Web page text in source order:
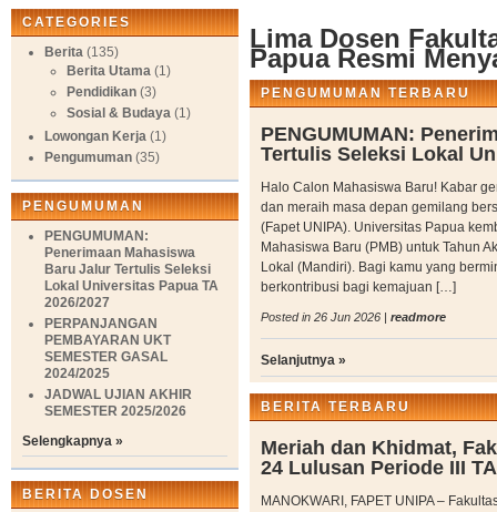
CATEGORIES
Berita (135)
Berita Utama (1)
Pendidikan (3)
Sosial & Budaya (1)
Lowongan Kerja (1)
Pengumuman (35)
PENGUMUMAN
PENGUMUMAN:
Penerimaan Mahasiswa
Baru Jalur Tertulis Seleksi
Lokal Universitas Papua TA
2026/2027
PERPANJANGAN
PEMBAYARAN UKT
SEMESTER GASAL
2024/2025
JADWAL UJIAN AKHIR
SEMESTER 2025/2026
Selengkapnya »
BERITA DOSEN
Lima Dosen
Papua Resmi
PENGUMUMAN TERBARU
PENGUMUMAN:
Tertulis Seleksi Lokal
Halo Calon Mahasiswa Baru! Kabar
dan meraih masa depan gemilang
(Fapet UNIPA). Universitas Papua
Mahasiswa Baru (PMB) untuk Tahun
Lokal (Mandiri). Bagi kamu yang
berkontribusi bagi kemajuan […]
Posted in 26 Jun 2026 | readmore
Selanjutnya »
BERITA TERBARU
Meriah dan Khidmat,
24 Lulusan Periode III
MANOKWARI, FAPET UNIPA –